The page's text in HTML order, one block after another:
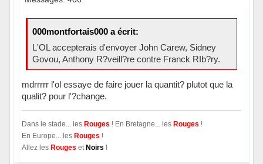
000montfortais000 a écrit:
L'OL accepterais d'envoyer John Carew, Sidney
Govou, Anthony R?veill?re contre Franck RIb?ry.
mdrrrrr l'ol essaye de faire jouer la quantit? plutot que la
qualit? pour l'?change.
Dans le stade... les Rouges ! En Bretagne... les Rouges !
En Europe... les Rouges !
Allez les Rouges etNoirs !